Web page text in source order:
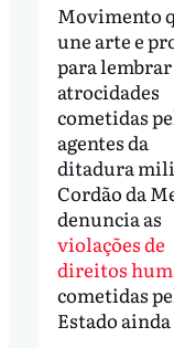
Movimento
une arte e
para lembrar
atrocidades
cometidas
agentes da
ditadura
Cordão da
denuncia as
violações de
direitos
cometidas
Estado